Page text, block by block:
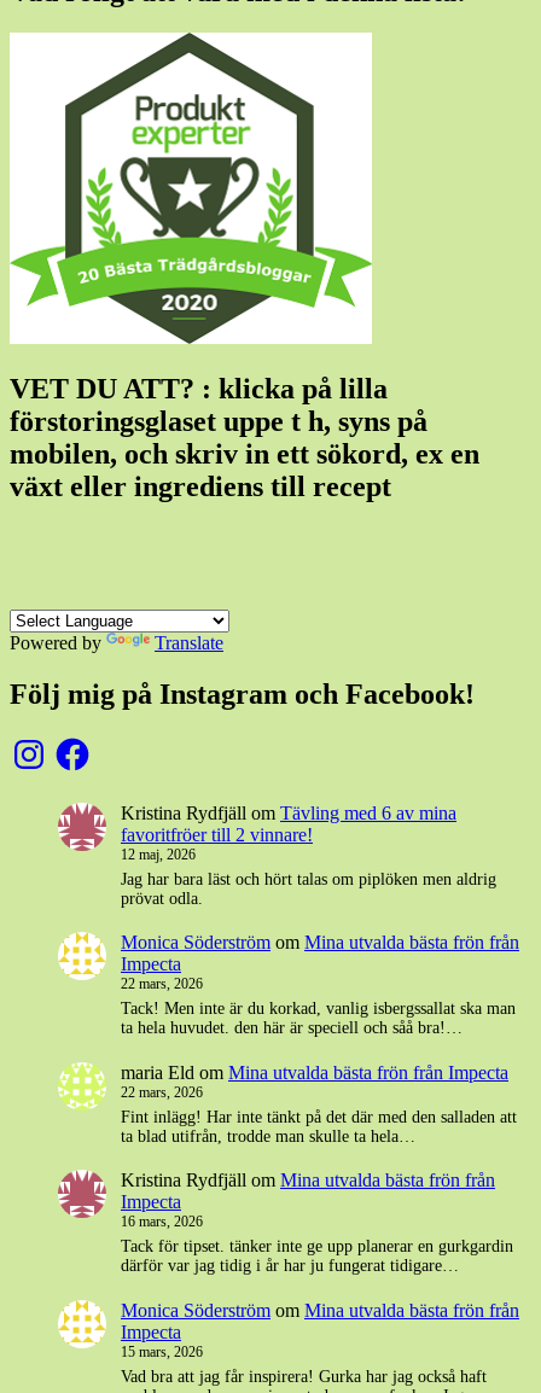
VET DU ATT? : klicka på lilla
förstoringsglaset uppe t h, syns på
mobilen, och skriv in ett sökord, ex en
växt eller ingrediens till recept
Powered by Translate
Följ mig på Instagram och Facebook!
InstagramFacebook
Kristina Rydfjäll om Tävling med 6 av mina
favoritfröer till 2 vinnare!
12 maj, 2026
Jag har bara läst och hört talas om piplöken men aldrig
prövat odla.
Monica Söderström om Mina utvalda bästa frön från
Impecta
22 mars, 2026
Tack! Men inte är du korkad, vanlig isbergssallat ska man
ta hela huvudet. den här är speciell och såå bra!…
maria Eld om Mina utvalda bästa frön från Impecta
22 mars, 2026
Fint inlägg! Har inte tänkt på det där med den salladen att
ta blad utifrån, trodde man skulle ta hela…
Kristina Rydfjäll om Mina utvalda bästa frön från
Impecta
16 mars, 2026
Tack för tipset. tänker inte ge upp planerar en gurkgardin
därför var jag tidig i år har ju fungerat tidigare…
Monica Söderström om Mina utvalda bästa frön från
Impecta
15 mars, 2026
Vad bra att jag får inspirera! Gurka har jag också haft